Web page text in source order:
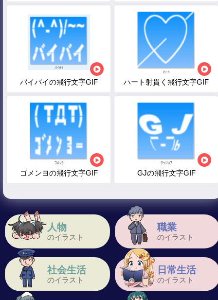
人物
のイラスト
職業
のイラスト
社会生活
のイラスト
日常生活
のイラスト
バイバイの飛行文字GIF ハート射貫く飛行文字GIF
ゴメンヨの飛行文字GIF GJの飛行文字GIF